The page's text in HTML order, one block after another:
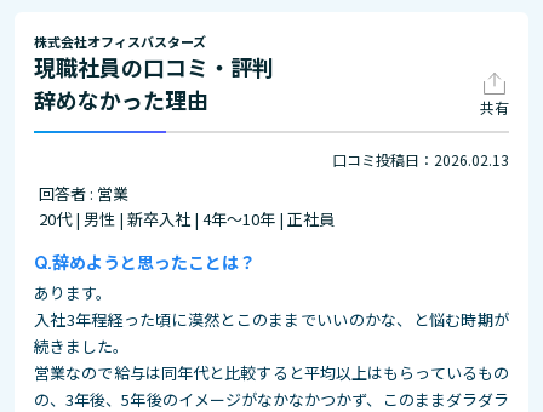
株式会社オフィスバスターズ
現職社員の口コミ・評判
辞めなかった理由
共有
口コミ投稿日：2026.02.13
回答者 : 営業
20代 | 男性 | 新卒入社 | 4年～10年 | 正社員
辞めようと思ったことは？
あります。
入社3年程経った頃に漠然とこのままでいいのかな、と悩む時期が
続きました。
営業なので給与は同年代と比較すると平均以上はもらっているもの
の、3年後、5年後のイメージがなかなかつかず、このままダラダラ